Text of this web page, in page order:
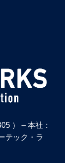
） – 本社：
テック・ラ